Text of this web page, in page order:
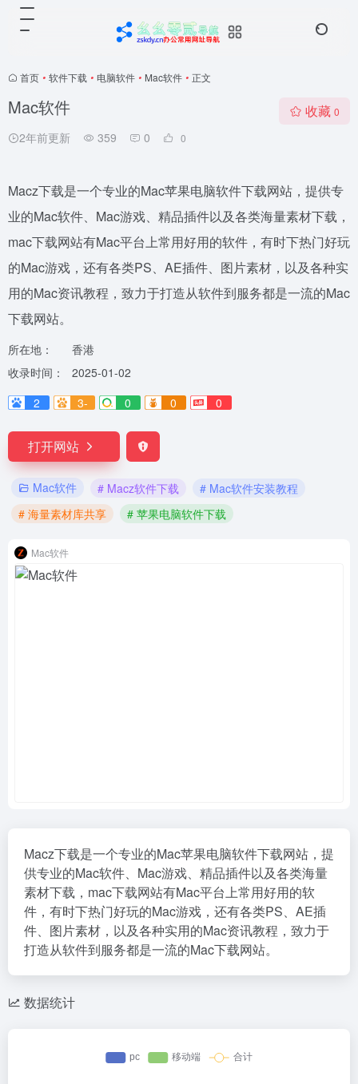
首页 • 软件下载 • 电脑软件 • Mac软件 • 正文
Mac软件
2年前更新 359 0 0
收藏 0
Macz下载是一个专业的Mac苹果电脑软件下载网站，提供专
业的Mac软件、Mac游戏、精品插件以及各类海量素材下载，
mac下载网站有Mac平台上常用好用的软件，有时下热门好玩
的Mac游戏，还有各类PS、AE插件、图片素材，以及各种实
用的Mac资讯教程，致力于打造从软件到服务都是一流的Mac
下载网站。
所在地：
香港
收录时间：
2025-01-02
2
3- 0 0 0
打开网站
Mac软件 # Macz软件下载
# Mac软件安装教程
# 海量素材库共享
# 苹果电脑软件下载
Mac软件
Macz下载是一个专业的Mac苹果电脑软件下载网站，提
供专业的Mac软件、Mac游戏、精品插件以及各类海量
素材下载，mac下载网站有Mac平台上常用好用的软
件，有时下热门好玩的Mac游戏，还有各类PS、AE插
件、图片素材，以及各种实用的Mac资讯教程，致力于
打造从软件到服务都是一流的Mac下载网站。
数据统计